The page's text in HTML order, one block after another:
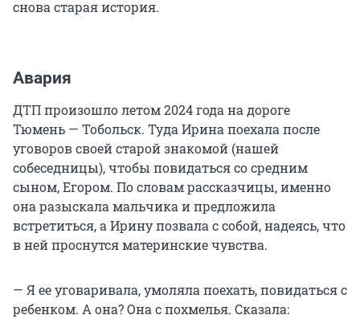
снова старая история.
Авария
ДТП произошло летом 2024 года на дороге
Тюмень — Тобольск. Туда Ирина поехала после
уговоров своей старой знакомой (нашей
собеседницы), чтобы повидаться со средним
сыном, Егором. По словам рассказчицы, именно
она разыскала мальчика и предложила
встретиться, а Ирину позвала с собой, надеясь, что
в ней проснутся материнские чувства.
— Я ее уговаривала, умоляла поехать, повидаться с
ребенком. А она? Она с похмелья. Сказала: